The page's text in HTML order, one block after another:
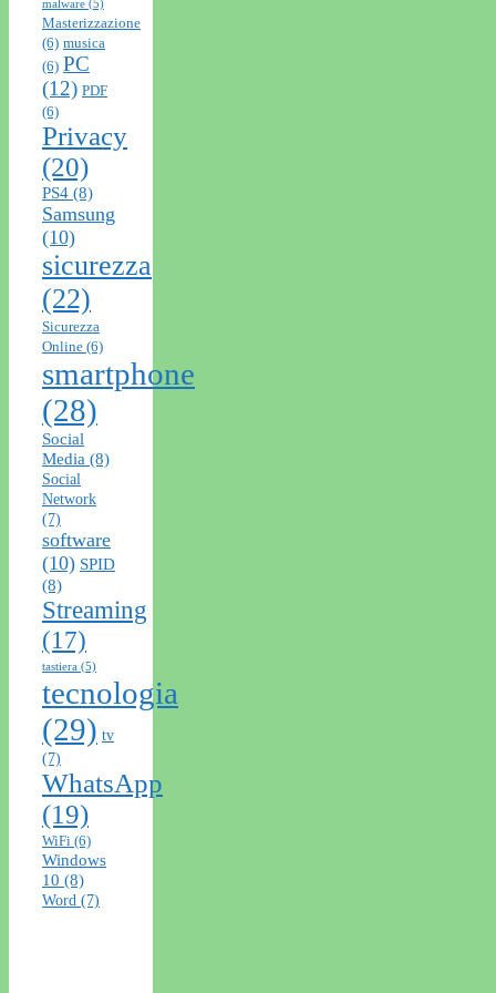
malware (5)
Masterizzazione
(6) musica
(6) PC
(12) PDF
(6)
Privacy
(20)
PS4 (8)
Samsung
(10)
sicurezza
(22)
Sicurezza
Online (6)
smartphone
(28)
Social
Media (8)
Social
Network
(7)
software
(10) SPID
(8)
Streaming
(17)
tastiera (5)
tecnologia
(29) tv
(7)
WhatsApp
(19)
WiFi (6)
Windows
10 (8)
Word (7)